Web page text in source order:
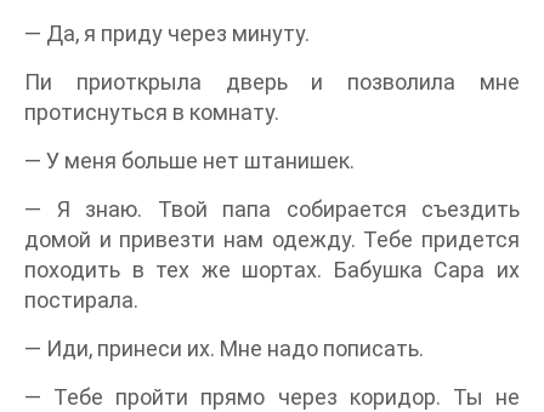
— Да, я приду через минуту.
Пи приоткрыла дверь и позволила мне
протиснуться в комнату.
— У меня больше нет штанишек.
— Я знаю. Твой папа собирается съездить
домой и привезти нам одежду. Тебе придется
походить в тех же шортах. Бабушка Сара их
постирала.
— Иди, принеси их. Мне надо пописать.
— Тебе пройти прямо через коридор. Ты не